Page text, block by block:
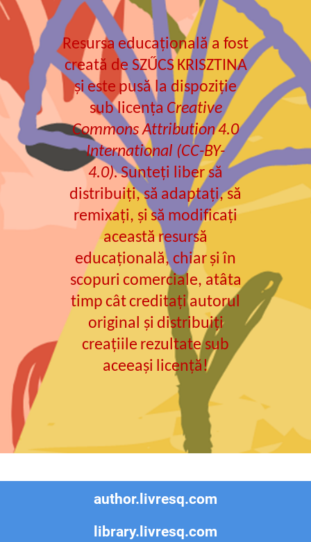
Resursa educaționalăa fost
creată de SZŰCS KRISZTINA
și este pusăla dispoziție
sublicența Creative
Commons Attribution4.0
International (CC-BY-
4.0).Sunteți libersă
distribuiți,să adaptați,să
remixați, și să modificați
aceastăresursă
educațională, chiar și în
scopuri comerciale, atâta
timp câtcreditați autorul
original și distribuiți
creațiile rezultatesub
aceeași licență!
author.livresq.com
library.livresq.com